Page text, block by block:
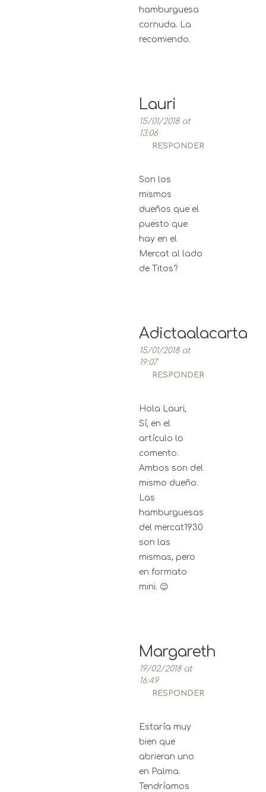
hamburguesa
cornuda. La
recomiendo.
Lauri
15/01/2018 at
13:06
RESPONDER
Son los
mismos
dueños que el
puesto que
hay en el
Mercat al lado
de Titos?
Adictaalacarta
15/01/2018 at
19:07
RESPONDER
Hola Lauri,
Sí, en el
artículo lo
comento.
Ambos son del
mismo dueño.
Las
hamburguesas
del mercat1930
son las
mismas, pero
en formato
mini. 😉
Margareth
19/02/2018 at
16:49
RESPONDER
Estaría muy
bien que
abrieran uno
en Palma.
Tendríamos